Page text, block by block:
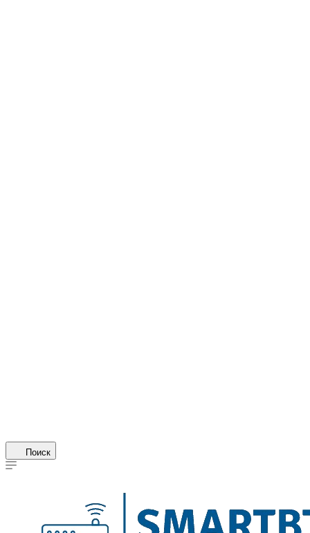
Поиск